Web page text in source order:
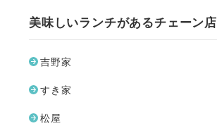
美味しいランチがあるチェーン店
吉野家
すき家
松屋